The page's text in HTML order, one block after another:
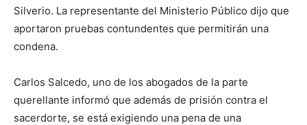
Silverio. La representante del Ministerio Público dijo que
aportaron pruebas contundentes que permitirán una
condena.
Carlos Salcedo, uno de los abogados de la parte
querellante informó que además de prisión contra el
sacerdorte, se está exigiendo una pena de una